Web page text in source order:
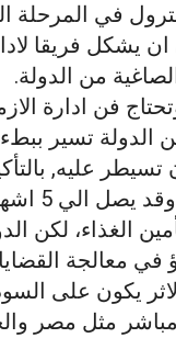
في المرحلة
يشكل فريقا
من الدولة.
وتحتاج فن ادارة
الدولة تسير
عليه,
القمح يمكن
الغذاء، لكن
في معالجة
يكون على
مثل مصر